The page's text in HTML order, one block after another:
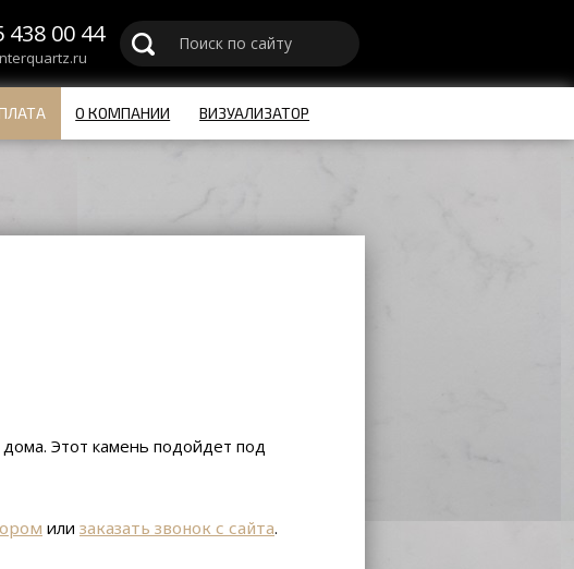
438 00 44
О КОМПАНИИ ВИЗУАЛИЗАТОР
Этот камень подойдет под
или заказать звонок с сайта.